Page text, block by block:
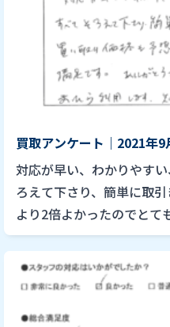
買取アンケート｜2021年9
対応が早い、わかりやす
ろえて下さり、簡単に取
より2倍よかったのでとて
ました。また機会があっ
おススメしたいと […]